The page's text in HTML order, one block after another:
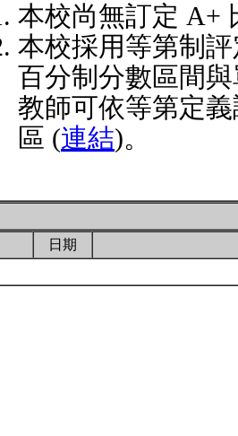
本校尚無訂定 A+
本校採用等第制
百分制分數區間
教師可依等第定
區 (連結)。
日期